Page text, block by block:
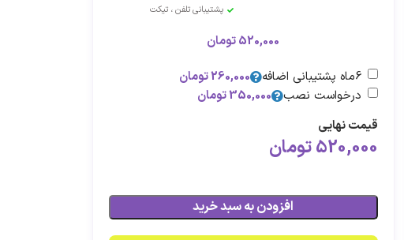
پشتیبانی تلفن ، تیکت
520,000تومان
6ماه پشتیبانی اضافه
260,000تومان
درخواست نصب
350,000تومان
قیمت نهایی
520,000تومان
افزودن به سبد خرید